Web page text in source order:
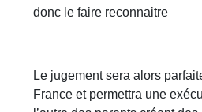
donc le faire reconnaitre
Le jugement sera alors
France et permettra une